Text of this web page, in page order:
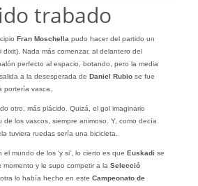
trabado
Fran Moschella pudo hacer del partido un
dixit). Nada más comenzar, al delantero del
perfecto al espacio, botando, pero la media
a la desesperada de Daniel Rubio se fue
portería vasca.
otro, más plácido. Quizá, el gol imaginario
los vascos, siempre animoso. Y, como decía
tuviera ruedas sería una bicicleta.
mundo de los ‘y si’, lo cierto es que Euskadi se
y le supo competir a la Selecció
lo había hecho en este Campeonato de